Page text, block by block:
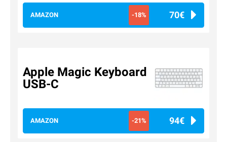
AMAZON -18% 70€
Apple Magic Keyboard
USB-C
AMAZON -21% 94€